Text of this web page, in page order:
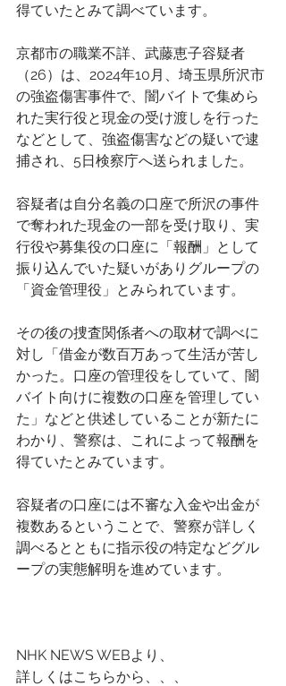
得ていたとみて調べています。
京都市の職業不詳、武藤恵子容疑者
（26）は、2024年10月、埼玉県所沢市
の強盗傷害事件で、闇バイトで集めら
れた実行役と現金の受け渡しを行った
などとして、強盗傷害などの疑いで逮
捕され、5日検察庁へ送られました。
容疑者は自分名義の口座で所沢の事件
で奪われた現金の一部を受け取り、実
行役や募集役の口座に「報酬」として
振り込んでいた疑いがありグループの
「資金管理役」とみられています。
その後の捜査関係者への取材で調べに
対し「借金が数百万あって生活が苦し
かった。口座の管理役をしていて、闇
バイト向けに複数の口座を管理してい
た」などと供述していることが新たに
わかり、警察は、これによって報酬を
得ていたとみています。
容疑者の口座には不審な入金や出金が
複数あるということで、警察が詳しく
調べるとともに指示役の特定などグル
ープの実態解明を進めています。
NHK NEWS WEBより、
詳しくはこちらから、、、